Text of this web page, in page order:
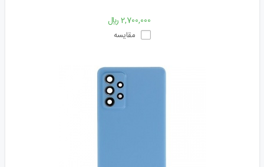
2,700,000 ﷼
مقایسه